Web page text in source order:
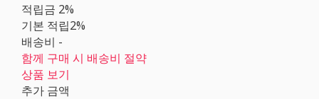
적립금 2%
기본 적립2%
배송비 -
함께 구매 시 배송비 절약
상품 보기
추가 금액